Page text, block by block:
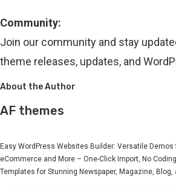
Community:
Join our community and stay
theme releases, updates, and
About the Author
AF themes
Easy WordPress Websites Builder: Versatile Demos
eCommerce and More – One-Click Import, No
Templates for Stunning Newspaper, Magazine,